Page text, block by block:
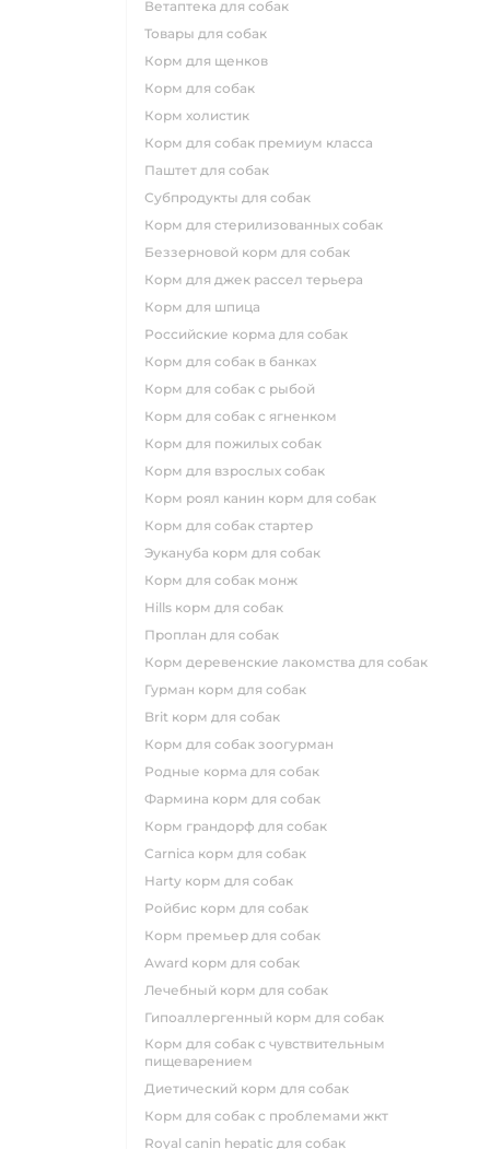
ветаптека для собак
товары для собак
корм для щенков
корм для собак
корм холистик
корм для собак премиум класса
паштет для собак
субпродукты для собак
корм для стерилизованных собак
беззерновой корм для собак
корм для джек рассел терьера
корм для шпица
российские корма для собак
корм для собак в банках
корм для собак с рыбой
корм для собак с ягненком
корм для пожилых собак
корм для взрослых собак
корм роял канин корм для собак
корм для собак стартер
эукануба корм для собак
корм для собак монж
hills корм для собак
проплан для собак
корм деревенские лакомства для собак
гурман корм для собак
brit корм для собак
корм для собак зоогурман
родные корма для собак
фармина корм для собак
корм грандорф для собак
carnica корм для собак
harty корм для собак
ройбис корм для собак
корм премьер для собак
award корм для собак
лечебный корм для собак
гипоаллергенный корм для собак
корм для собак с чувствительным
пищеварением
диетический корм для собак
корм для собак с проблемами жкт
royal canin hepatic для собак